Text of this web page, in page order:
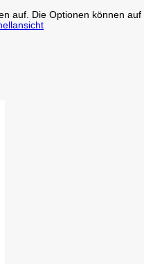
auf. Die Optionen können auf